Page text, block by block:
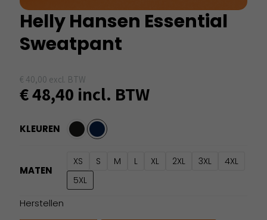
Helly Hansen Essential
Sweatpant
€ 40,00 excl. BTW
€48,40 incl. BTW
KLEUREN
MATEN
XS S M L XL 2XL 3XL
4XL
5XL
Herstellen